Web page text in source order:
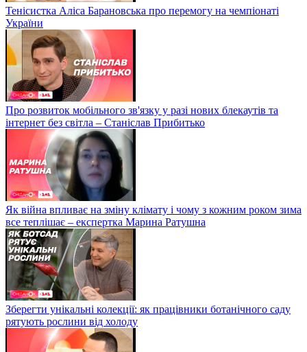
Тенісистка Аліса Барановська про перемогу на чемпіонаті
України
Про розвиток мобільного зв'язку у разі нових блекаутів та
інтернет без світла – Станіслав Прибитько
Як війна впливає на зміну клімату і чому з кожним роком зима
все теплішає – експертка Марина Ратушна
Зберегти унікальні колекції: як працівники ботанічного саду
рятують рослини від холоду